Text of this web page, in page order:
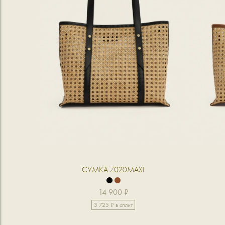
СУМКА 7020MAXI
14 900 ₽
3 725 ₽ в сплит